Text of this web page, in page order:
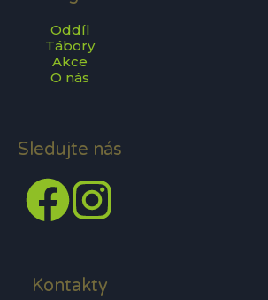
Oddíl
Tábory
Akce
O nás
Sledujte nás
Kontakty